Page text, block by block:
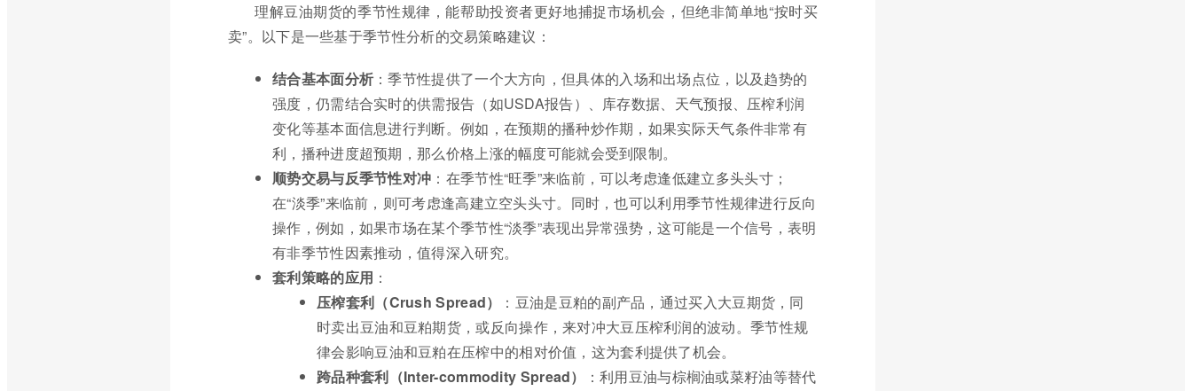
理解豆油期货的季节性规律，能帮助投资者更好地捕捉市场机会，但绝非简单地“按时买
卖”。以下是一些基于季节性分析的交易策略建议：
结合基本面分析 ：季节性提供了一个大方向，但具体的入场和出场点位，以及趋势的
强度，仍需结合实时的供需报告（如USDA报告）、库存数据、天气预报、压榨利润
变化等基本面信息进行判断。例如，在预期的播种炒作期，如果实际天气条件非常有
利，播种进度超预期，那么价格上涨的幅度可能就会受到限制。
顺势交易与反季节性对冲 ：在季节性“旺季”来临前，可以考虑逢低建立多头头寸；
在“淡季”来临前，则可考虑逢高建立空头头寸。同时，也可以利用季节性规律进行反向
操作，例如，如果市场在某个季节性“淡季”表现出异常强势，这可能是一个信号，表明
有非季节性因素推动，值得深入研究。
套利策略的应用 ：
压榨套利（Crush Spread）
：豆油是豆粕的副产品，通过买入大豆期货，同
时卖出豆油和豆粕期货，或反向操作，来对冲大豆压榨利润的波动。季节性规
律会影响豆油和豆粕在压榨中的相对价值，这为套利提供了机会。
跨品种套利（Inter-commodity Spread）
：利用豆油与棕榈油或菜籽油等替代